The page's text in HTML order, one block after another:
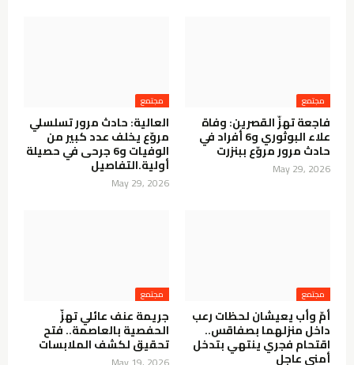
مجتمع
فاجعة تهزّ القصرين: وفاة
علاء البوثوري و6 أفراد في
حادث مرور مروّع ببنزرت
May 29, 2026
مجتمع
العالية: حادث مرور تسلسلي
مروّع يخلف عدد كبير من
الوفيات و6 جرحى في حصيلة
أولية.التفاصيل
May 29, 2026
مجتمع
أمّ وأب يعيشان لحظات رعب
داخل منزلهما بصفاقس..
اقتحام فجري ينتهي بتدخل
أمني عاجل
مجتمع
جريمة عنف عائلي تهزّ
الحفصية بالعاصمة.. فتح
تحقيق لكشف الملابسات